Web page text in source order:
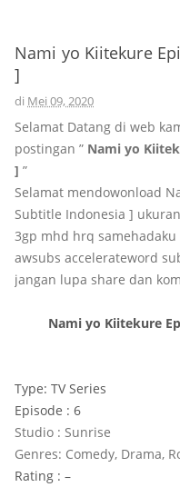
Nami yo Kiitekure
]
di Mei 09, 2020
Selamat Datang di web
postingan ” Nami yo
] ”
Selamat mendowonload
Subtitle Indonesia ]
3gp mhd hrq
awsubs accelerateword
jangan lupa share dan
Nami yo Kiitekure
Type: TV Series
Episode : 6
Studio : Sunrise
Genres: Comedy, Drama,
Rating : –